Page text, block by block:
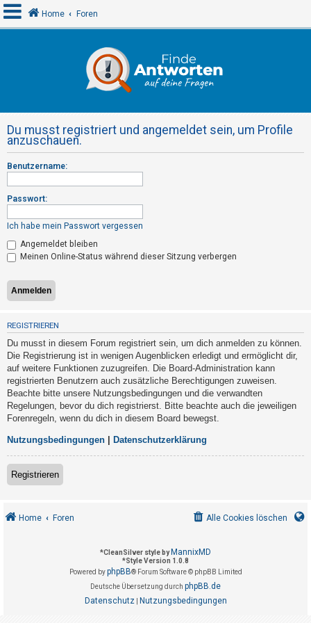
e
l
d
e
n
R
e
i
s
t
r
i
e
r
e
n
U
n
e
Home Foren
Du musst registriert und angemeldet sein, um Profile
anzuschauen.
Benutzername:
Passwort:
Ich habe mein Passwort vergessen
Angemeldet bleiben
Meinen Online-Status während dieser Sitzung verbergen
REGISTRIEREN
Du musst in diesem Forum registriert sein, um dich anmelden zu können.
Die Registrierung ist in wenigen Augenblicken erledigt und ermöglicht dir,
auf weitere Funktionen zuzugreifen. Die Board-Administration kann
registrierten Benutzern auch zusätzliche Berechtigungen zuweisen.
Beachte bitte unsere Nutzungsbedingungen und die verwandten
Regelungen, bevor du dich registrierst. Bitte beachte auch die jeweiligen
Forenregeln, wenn du dich in diesem Board bewegst.
Nutzungsbedingungen Datenschutzerklärung
Registrieren
Home Foren Alle Cookies löschen
*CleanSilver style by MannixMD
*Style Version 1.0.8
Powered byphpBB® Forum Software © phpBB Limited
Deutsche Übersetzung durch phpBB.de
Datenschutz| Nutzungsbedingungen